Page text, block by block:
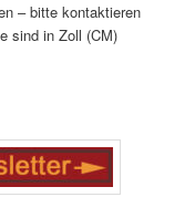
– bitte kontaktieren
sind in Zoll (CM)